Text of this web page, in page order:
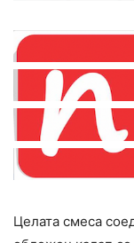
Целата смеса